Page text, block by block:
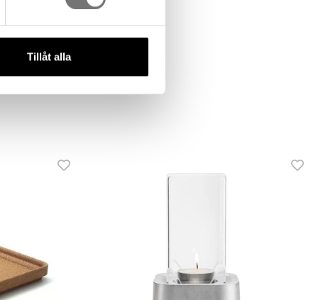
Tillåt alla